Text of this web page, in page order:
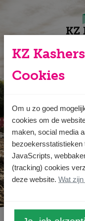
KZ
Cookies
Om u zo goed
cookies om de
maken, social media
JavaScripts,
(tracking) cookies
deze website. Wat